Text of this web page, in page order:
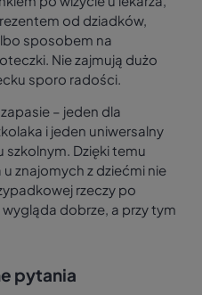
od dziadków,
sposobem na
Nie zajmują dużo
sporo radości.
– jeden dla
i jeden uniwersalny
szkolnym. Dzięki temu
znajomych z dziećmi nie
rzeczy po
dobrze, a przy tym
pytania